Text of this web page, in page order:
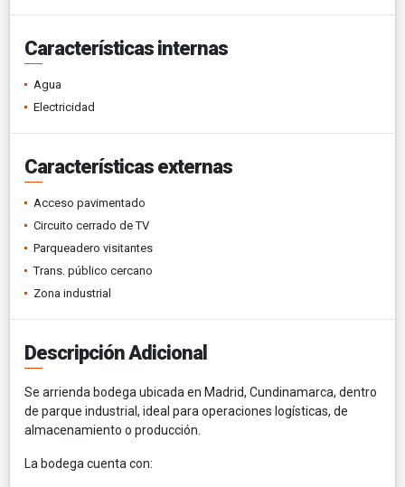
Características internas
Agua
Electricidad
Características externas
Acceso pavimentado
Circuito cerrado de TV
Parqueadero visitantes
Trans. público cercano
Zona industrial
Descripción Adicional
Se arrienda bodega ubicada en Madrid, Cundinamarca, dentro
de parque industrial, ideal para operaciones logísticas, de
almacenamiento o producción.
La bodega cuenta con: